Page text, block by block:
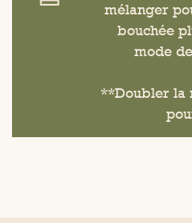
mélanger
bouchée
mode
**Doubler la